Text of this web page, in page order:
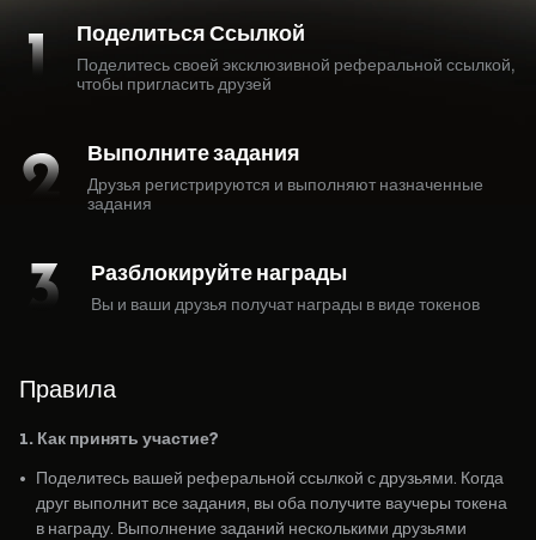
Поделиться Ссылкой
Поделитесь своей эксклюзивной реферальной ссылкой,
чтобы пригласить друзей
Выполните задания
Друзья регистрируются и выполняют назначенные
задания
Разблокируйте награды
Вы и ваши друзья получат награды в виде токенов
Правила
1. Как принять участие?
• Поделитесь вашей реферальной ссылкой с друзьями. Когда
друг выполнит все задания, вы оба получите ваучеры токена
в награду. Выполнение заданий несколькими друзьями